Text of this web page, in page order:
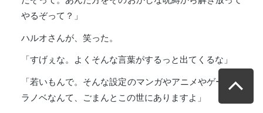
やるぞって？」
ハルオさんが、笑った。
「すげぇな。よくそんな言葉がするっと出てくるな」
「若いもんで。そんな設定のマンガやアニメやゲームや
ラノベなんて、ごまんとこの世にありますよ」